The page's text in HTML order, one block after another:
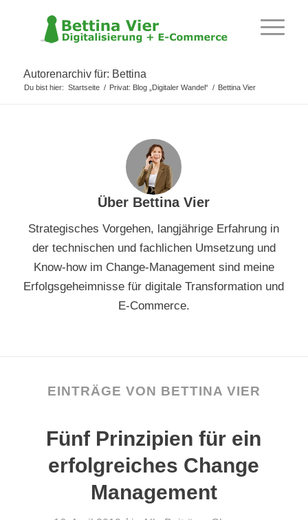
Autorenarchiv für: Bettina
Du bist hier: Startseite / Privat: Blog „Digitaler Wandel“ / Bettina Vier
Über Bettina Vier
Strategisches Vorgehen, langjährige Erfahrung in
der technischen und fachlichen Umsetzung und
Know-how im Change-Management sind meine
Erfolgsgeheimnisse für digitale Transformation und
E-Commerce.
EINTRÄGE VON BETTINA VIER
Fünf Prinzipien für ein
erfolgreiches Change
Management